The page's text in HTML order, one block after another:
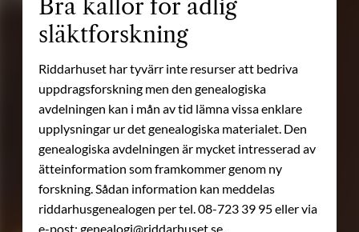
Bra källor för adlig
släktforskning
Riddarhuset har tyvärr inte resurser att bedriva
uppdragsforskning men den genealogiska
avdelningen kan i mån av tid lämna vissa enklare
upplysningar ur det genealogiska materialet. Den
genealogiska avdelningen är mycket intresserad av
ätteinformation som framkommer genom ny
forskning. Sådan information kan meddelas
riddarhusgenealogen per tel. 08-723 39 95 eller via
e-post: genealogi@riddarhuset.se.